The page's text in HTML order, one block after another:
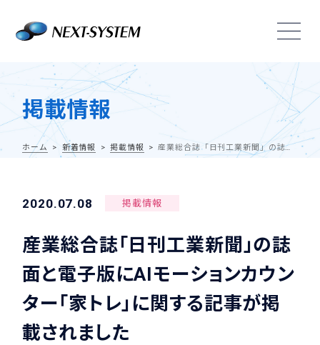
掲載情報
ホーム 新着情報 掲載情報 産業総合誌「日刊工業新聞」の誌面と電子版にAIモーションカウンター「家トレ」に関する記事が掲載されました
2020.07.08 掲載情報
産業総合誌「日刊工業新聞」の誌
面と電子版にAIモーションカウン
ター「家トレ」に関する記事が掲
載されました